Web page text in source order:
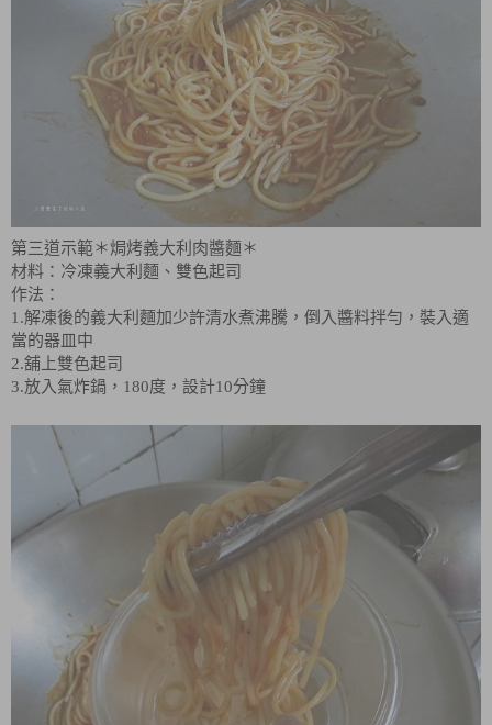
第三道示範＊焗烤義大利肉醬麵＊
材料：冷凍義大利麵、雙色起司
作法：
1.解凍後的義大利麵加少許清水煮沸騰，倒入醬料拌勻，裝入適
當的器皿中
2.舖上雙色起司
3.放入氣炸鍋，180度，設計10分鐘